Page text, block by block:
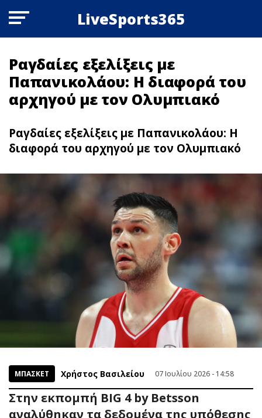
LiveSports365
Ραγδαίες εξελίξεις με
Παπανικολάου: Η διαφορά του
αρχηγού με τον Ολυμπιακό
Ραγδαίες εξελίξεις με Παπανικολάου: Η
διαφορά του αρχηγού με τον Ολυμπιακό
ΜΠΑΣΚΕΤ Χρήστος Βασιλείου 07 Ιουλίου 2026 - 14:58
Στην εκπομπή BIG 4 by Betsson
αναλύθηκαν τα δεδομένα της υπόθεσης